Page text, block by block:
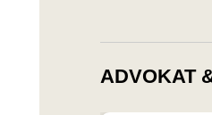
ADVOKAT